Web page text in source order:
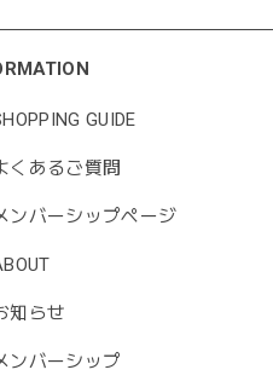
GUIDE
くあるご質問
ンバーシップページ
知らせ
ンバーシップ